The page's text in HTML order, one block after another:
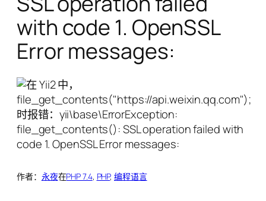
with code 1. OpenSSL
Error messages:
作者： 永夜在PHP 7.4, PHP, 编程语言